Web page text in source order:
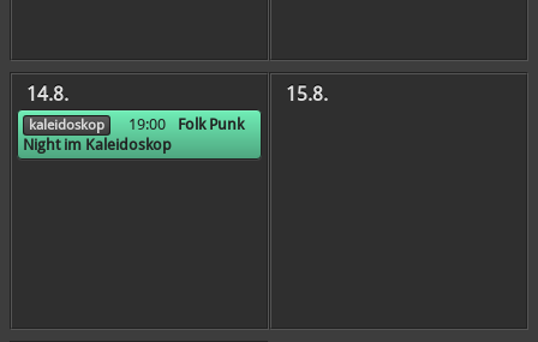
14.8.
kaleidoskop 19:00
Folk Punk
Night im Kaleidoskop
15.8.